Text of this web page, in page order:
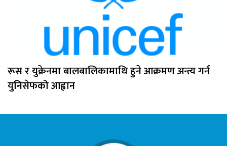
रूस र युक्रेनमा बालबालिकामाथि हुने आक्रमण अन्त्य गर्न
युनिसेफको आह्वान